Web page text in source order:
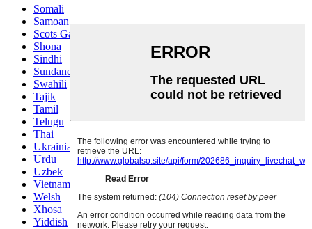
Somali
Samoan
Scots Gaelic
Shona
Sindhi
Sundanese
Swahili
Tajik
Tamil
Telugu
Thai
Ukrainian
Urdu
Uzbek
Vietnamese
Welsh
Xhosa
Yiddish